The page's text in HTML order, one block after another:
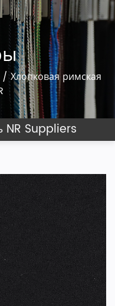
/Хлопковая римская
NR Suppliers